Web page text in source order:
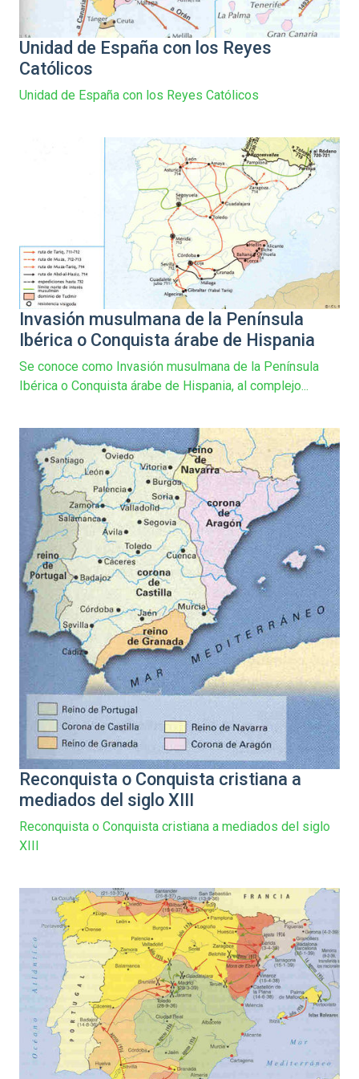
Unidad de España con los Reyes
Católicos
Unidad de España con los Reyes Católicos
Invasión musulmana de la Península
Ibérica o Conquista árabe de Hispania
Se conoce como Invasión musulmana de la Península
Ibérica o Conquista árabe de Hispania, al complejo...
Reconquista o Conquista cristiana a
mediados del siglo XIII
Reconquista o Conquista cristiana a mediados del siglo
XIII